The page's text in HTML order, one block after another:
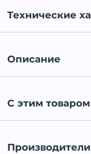
Технические
Описание
С этим